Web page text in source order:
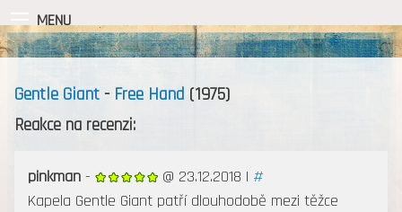
MENU
Gentle Giant- Free Hand (1975)
Reakce na recenzi:
pinkman- @ 23.12.2018 | #
Kapela Gentle Giant patří dlouhodobě mezi těžce